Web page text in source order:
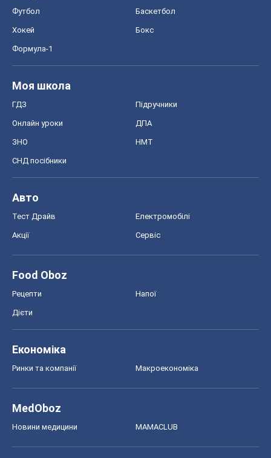
Футбол Баскетбол
Хокей Бокс
Формула-1
Моя школа
ГДЗ Підручники
Онлайн уроки ДПА
ЗНО НМТ
СНД посібники
Авто
Тест Драйв Електромобілі
Акції Сервіс
Food Oboz
Рецепти Напої
Дієти
Економіка
Ринки та компанії Макроекономіка
MedOboz
Новини медицини MAMACLUB